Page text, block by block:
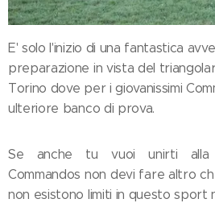
E' solo l'inizio di una fantastica
preparazione in vista del
Torino dove per i giovanissimi
ulteriore banco di prova.
Se anche tu vuoi unirti alla
Commandos non devi fare altro
non esistono limiti in questo sport